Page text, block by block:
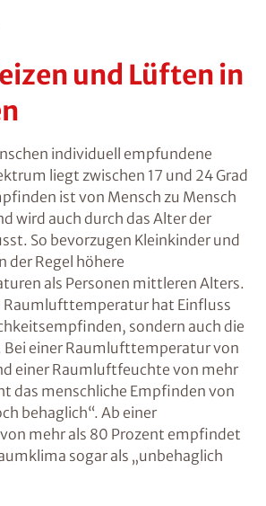
und Lüften in
individuell empfundene
liegt zwischen 17 und 24 Grad
ist von Mensch zu Mensch
wird auch durch das Alter der
So bevorzugen Kleinkinder und
der Regel höhere
als Personen mittleren Alters.
Raumlufttemperatur hat Einfluss
sondern auch die
einer Raumlufttemperatur von
einer Raumluftfeuchte von mehr
das menschliche Empfinden von
behaglich“. Ab einer
mehr als 80 Prozent empfindet
sogar als „unbehaglich